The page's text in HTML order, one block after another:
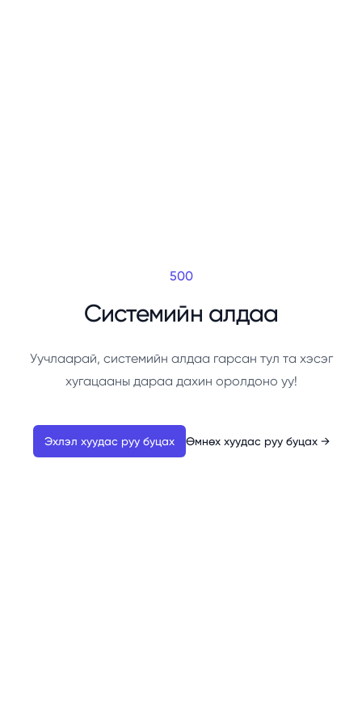
500
Системийн алдаа
Уучлаарай, системийн алдаа гарсан тул та хэсэг
хугацааны дараа дахин оролдоно уу!
Эхлэл хуудас руу буцах Өмнөх хуудас руу буцах →